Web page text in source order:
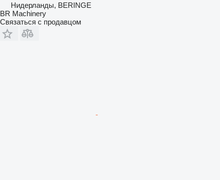
Нидерланды, BERINGE
BR Machinery
Связаться с продавцом